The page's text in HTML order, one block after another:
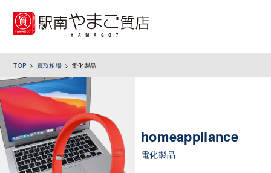
toggle
TOP 買取相場 電化製品
homeappliance
電化製品